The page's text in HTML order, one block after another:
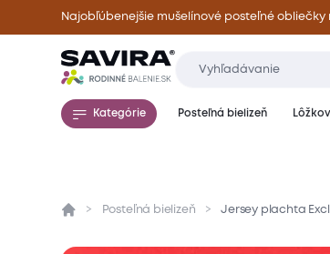
Najobľúbenejšie mušelínové posteľné obliečky
Kategórie Posteľná bielizeň
Prehľad Parametre Popis
Posteľná bielizeň Jersey plachta